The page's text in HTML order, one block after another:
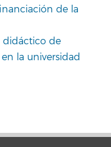
de la
didáctico de
la universidad